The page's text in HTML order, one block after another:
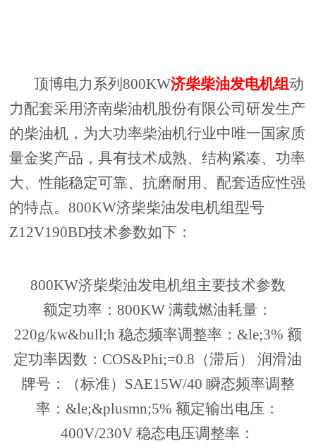
顶博电力系列800KW济柴柴油发电机组动
力配套采用济南柴油机股份有限公司研发生产
的柴油机，为大功率柴油机行业中唯一国家质
量金奖产品，具有技术成熟、结构紧凑、功率
大、性能稳定可靠、抗磨耐用、配套适应性强
的特点。800KW济柴柴油发电机组型号
Z12V190BD技术参数如下：
800KW济柴柴油发电机组主要技术参数
额定功率：800KW 满载燃油耗量：
220g/kw&bull;h 稳态频率调整率：&le;3% 额
定功率因数：COS&Phi;=0.8（滞后） 润滑油
牌号：（标准）SAE15W/40 瞬态频率调整
率：&le;&plusmn;5% 额定输出电压：
400V/230V 稳态电压调整率：